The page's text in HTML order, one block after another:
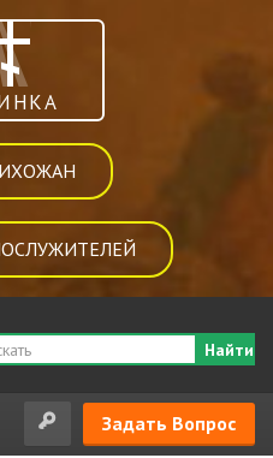
Найти
Задать Вопрос